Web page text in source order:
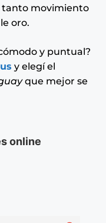
tanto movimiento
oro.
y puntual?
y elegí el
que mejor se
online